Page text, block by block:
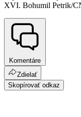
XVI. Bohumil Petrik/
Komentáre
Zdielať
Skopírovať odkaz